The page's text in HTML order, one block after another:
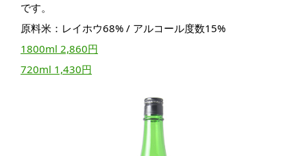
です。
原料米：レイホウ68% / アルコール度数15%
1800ml 2,860円
720ml 1,430円